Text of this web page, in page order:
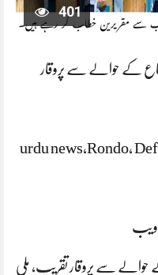
401
کے حوالے سے پروقار
urdu news,Rondo,
حوالے سے پروقار تقریب، ملی